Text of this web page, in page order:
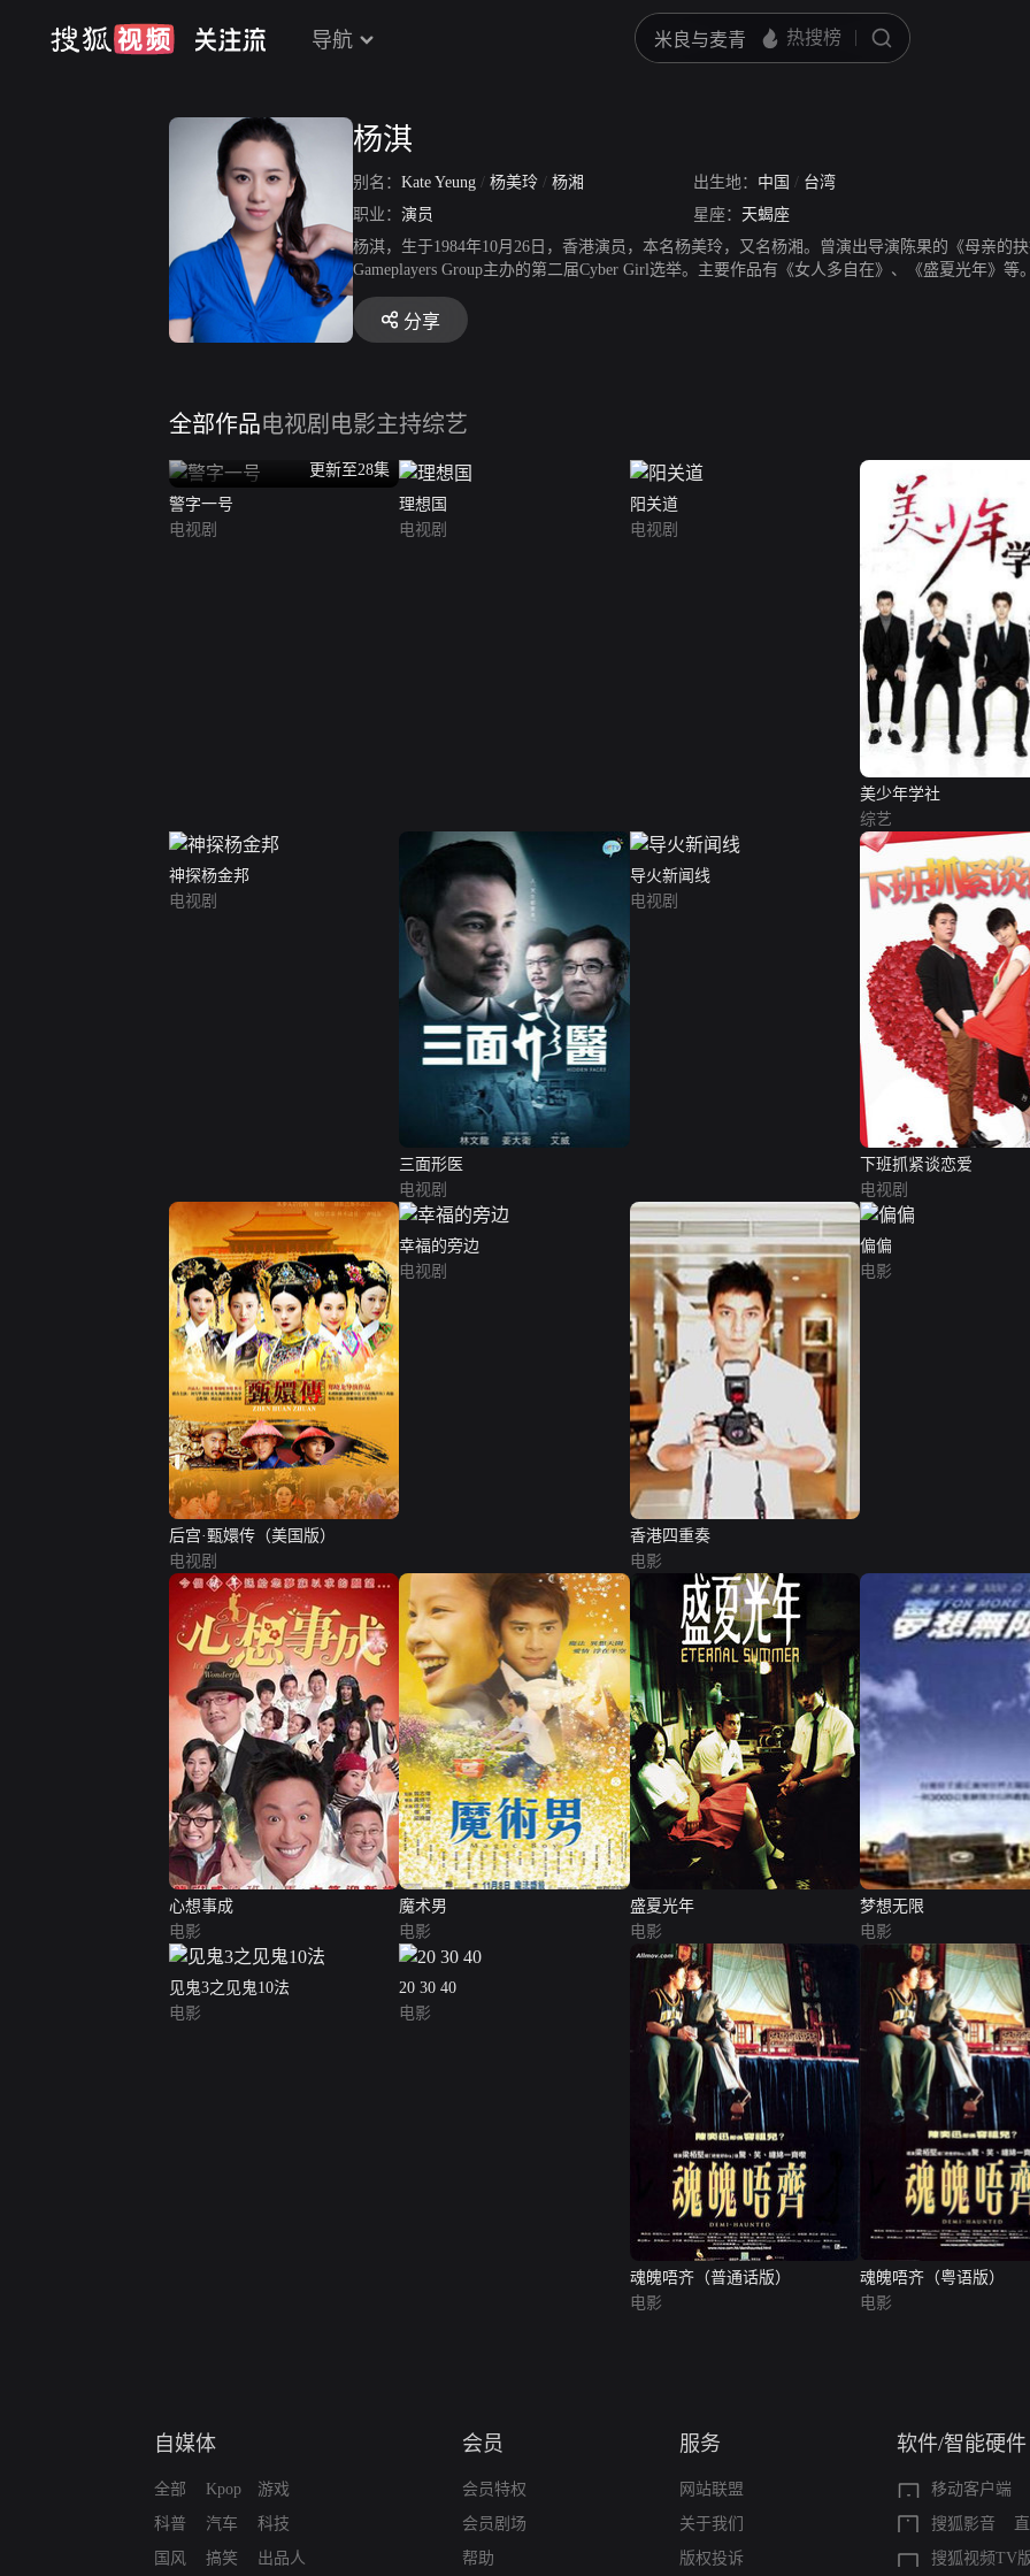
导航
杨淇
别名： Kate Yeung / 杨美玲 / 杨湘 出生地： 中国 / 台湾
职业： 演员 星座： 天蝎座
杨淇，生于1984年10月26日，香港演员，本名杨美玲，又名杨湘。曾演出导演陈果的《母亲的
Gameplayers Group主办的第二届Cyber Girl选举。主要作品有《女人多自在》、《盛夏光年》等
分享
全部作品电视剧 电影主持综艺
更新至28集
警字一号
电视剧
理想国
电视剧
阳关道
电视剧
美少年学社
综艺
神探杨金邦
电视剧
三面形医
电视剧
导火新闻线
电视剧
下班抓紧谈恋爱
电视剧
后宫·甄嬛传（美国版）
电视剧
幸福的旁边
电视剧
香港四重奏
电影
偏偏
电影
心想事成
电影
魔术男
电影
盛夏光年
电影
梦想无限
电影
见鬼3之见鬼10法
电影
20 30 40
电影
魂魄唔齐（普通话版）
电影
魂魄唔齐（粤语版）
电影
自媒体
全部
科普
国风
Kpop
汽车
搞笑
游戏
科技
出品人
会员
会员特权
会员剧场
帮助
服务
网站联盟
关于我们
版权投诉
软件/智能硬件
移动客户端
搜狐影音
搜狐视频TV